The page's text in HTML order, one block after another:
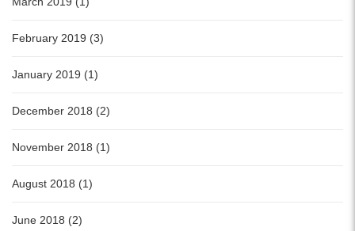
February 2019 (3)
January 2019 (1)
December 2018 (2)
November 2018 (1)
August 2018 (1)
June 2018 (2)